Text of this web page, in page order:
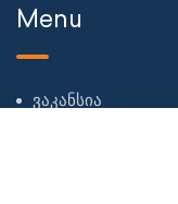
Menu
ვაკანსია